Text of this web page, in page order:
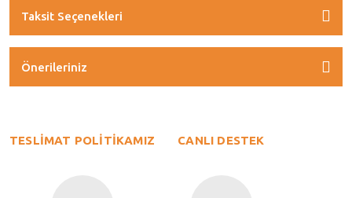
Taksit Seçenekleri
Önerileriniz
TESLİMAT POLİTİKAMIZ CANLI DESTEK